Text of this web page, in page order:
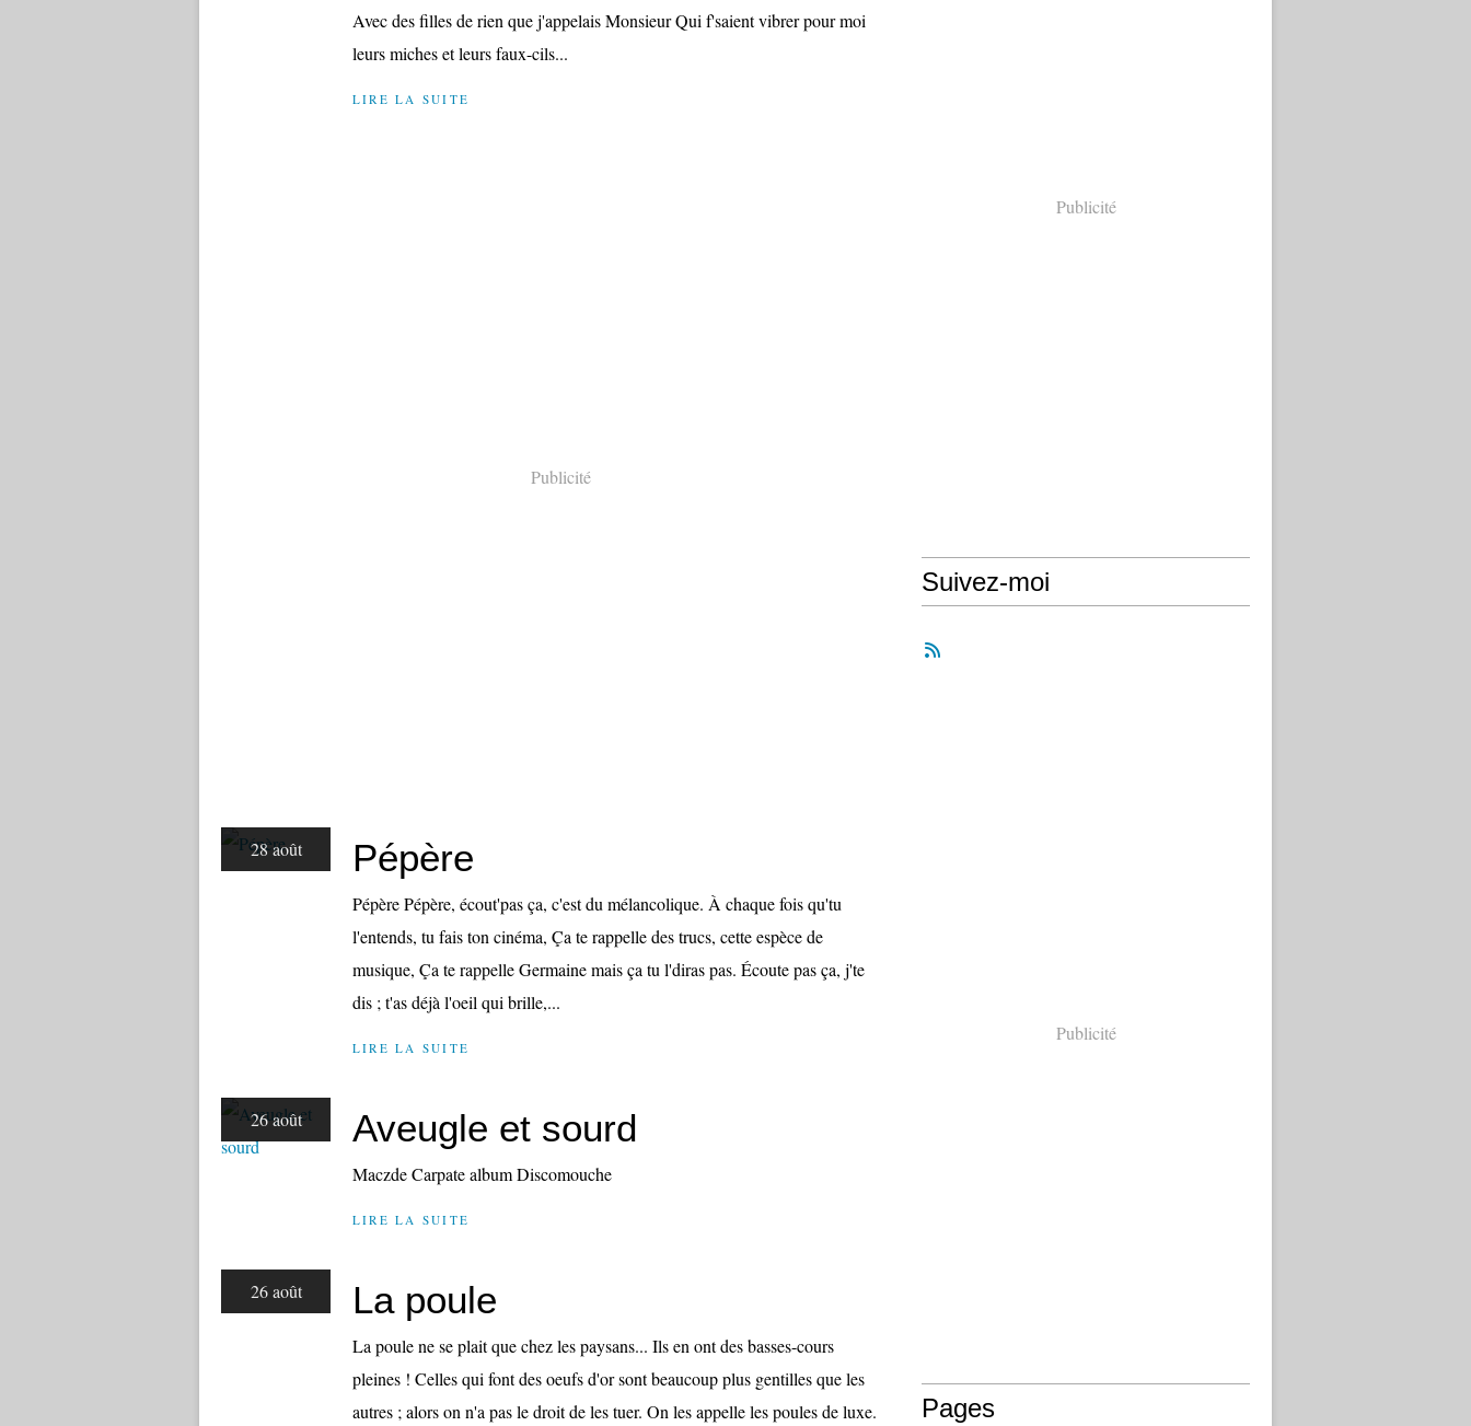
Avec des filles de rien que j'appelais Monsieur Qui f'saient vibrer pour moi
leurs miches et leurs faux-cils...
LIRE LA SUITE
Publicité
28 août Pépère
Pépère Pépère, écout'pas ça, c'est du mélancolique. À chaque fois qu'tu
l'entends, tu fais ton cinéma, Ça te rappelle des trucs, cette espèce de
musique, Ça te rappelle Germaine mais ça tu l'diras pas. Écoute pas ça, j'te
dis ; t'as déjà l'oeil qui brille,...
LIRE LA SUITE
26 août Aveugle et sourd
Maczde Carpate album Discomouche
LIRE LA SUITE
26 août La poule
La poule ne se plait que chez les paysans... Ils en ont des basses-cours
pleines ! Celles qui font des oeufs d'or sont beaucoup plus gentilles que les
autres ; alors on n'a pas le droit de les tuer. On les appelle les poules de luxe.
Publicité
Suivez-moi
Publicité
Pages